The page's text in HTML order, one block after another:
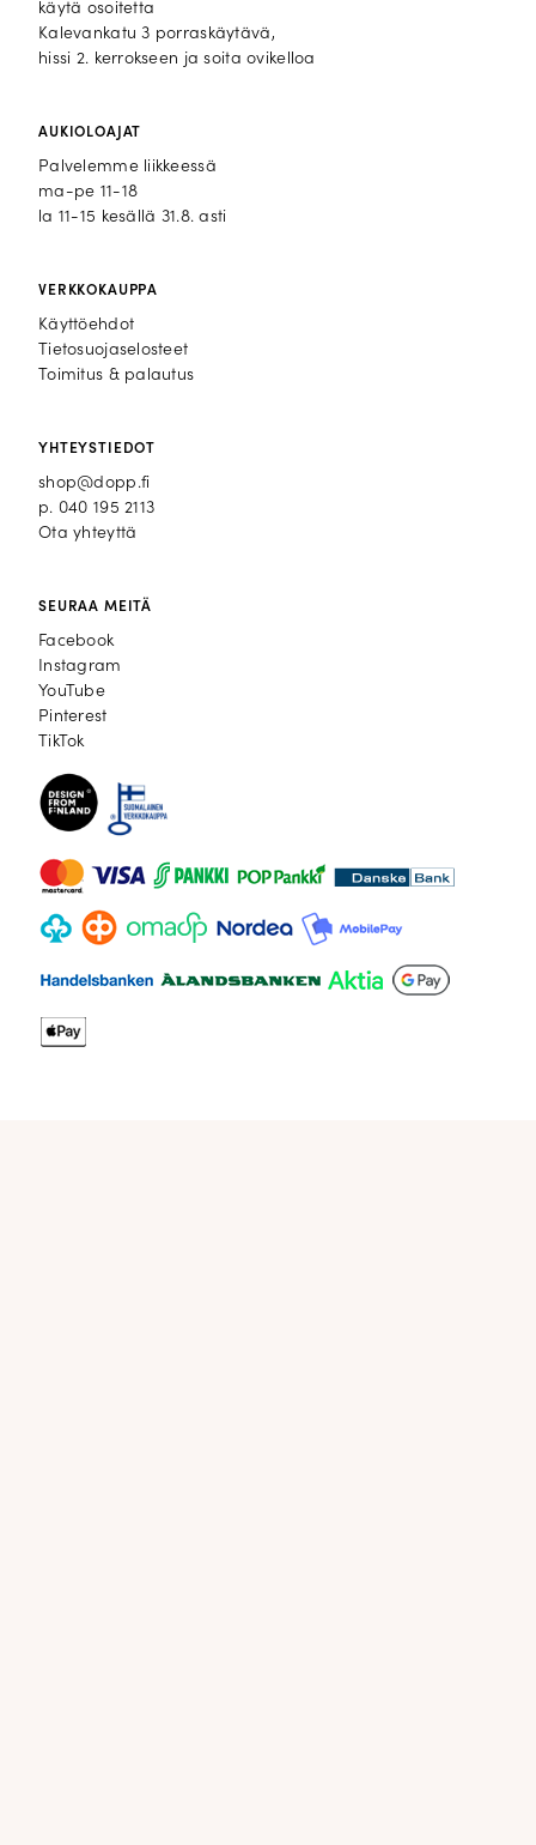
käytä osoitetta
Kalevankatu 3 porraskäytävä,
hissi 2. kerrokseen ja soita ovikelloa
AUKIOLOAJAT
Palvelemme liikkeessä
ma-pe 11-18
la 11-15 kesällä 31.8. asti
VERKKOKAUPPA
Käyttöehdot
Tietosuojaselosteet
Toimitus & palautus
YHTEYSTIEDOT
shop@dopp.fi
p. 040 195 2113
Ota yhteyttä
SEURAA MEITÄ
Facebook
Facebook
Instagram
Instagram
YouTube
YouTube
Pinterest
Pinterest
TikTok
TikTok